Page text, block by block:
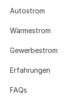
Autostrom
Wärmestrom
Gewerbestrom
Erfahrungen
FAQs